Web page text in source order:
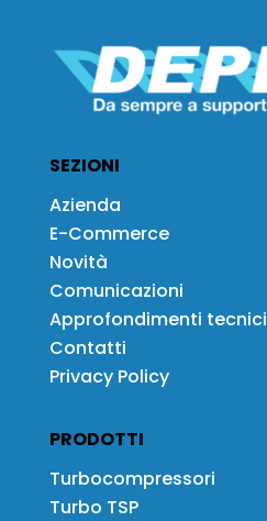
SEZIONI
Azienda
E-Commerce
Novità
Comunicazioni
Approfondimenti tecnici
Contatti
Privacy Policy
PRODOTTI
Turbocompressori
Turbo TSP